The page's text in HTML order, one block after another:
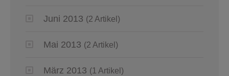
Juni 2013 (2 Artikel)
Mai 2013 (2 Artikel)
März 2013 (1 Artikel)